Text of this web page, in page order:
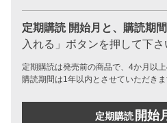
定期購読 開始月と、購読期間
入れる」ボタンを押して下さ
定期購読は発売前の商品で、4か月以上
購読期間は1年以内とさせていただきま
定期購読 開始